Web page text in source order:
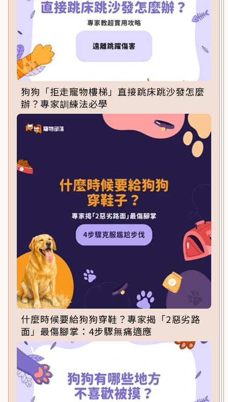
狗狗「拒走寵物樓梯」直接跳床跳沙發怎麼
辦？專家訓練法必學
什麼時候要給狗狗穿鞋？專家揭「2惡劣路
面」最傷腳掌：4步驟無痛適應